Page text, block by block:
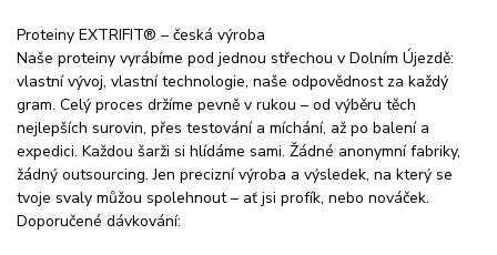
Proteiny EXTRIFIT® – česká výroba
Naše proteiny vyrábíme pod jednou střechou v Dolním Újezdě:
vlastní vývoj, vlastní technologie, naše odpovědnost za každý
gram. Celý proces držíme pevně v rukou – od výběru těch
nejlepších surovin, přes testování a míchání, až po balení a
expedici. Každou šarži si hlídáme sami. Žádné anonymní fabriky,
žádný outsourcing. Jen precizní výroba a výsledek, na který se
tvoje svaly můžou spolehnout – ať jsi profík, nebo nováček.
Doporučené dávkování: